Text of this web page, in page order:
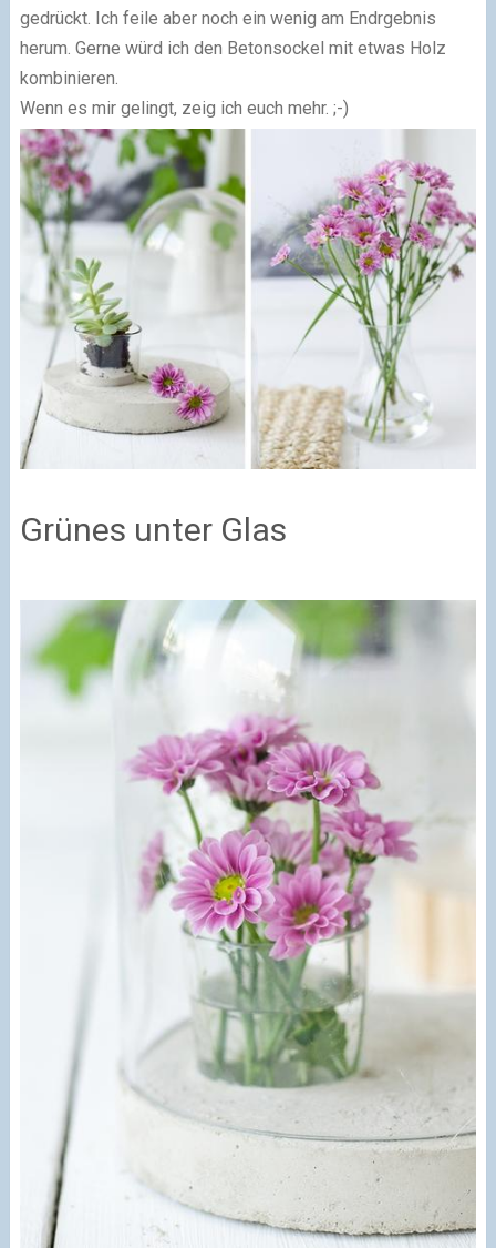
gedrückt. Ich feile aber noch ein wenig am Endrgebnis
herum. Gerne würd ich den Betonsockel mit etwas Holz
kombinieren.
Wenn es mir gelingt, zeig ich euch mehr. ;-)
Grünes unter Glas